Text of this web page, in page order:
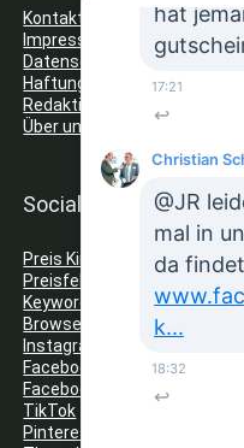
Kontakt
Impressum
Datenschutz
Haftungsausschluss
Redaktionelle Richtlinien
Über uns
Social Media
Preis King auf Telegram
Preisfehler Whats App Kanal
Keyword Tracker (Telegram)
Browser Erweiterungen:
Instagram
Facebook
Facebook Gruppe
TikTok
Pinterest
hat
17:21
↩
Christian
@JR
mal in
da
k...
18:32
↩